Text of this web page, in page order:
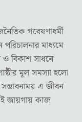
গবেষণাধর্মী
মাধ্যমে
বিকাশ সাধনে
মূল সমস্যা হলো
এ জীবন
জায়গায় কাজ